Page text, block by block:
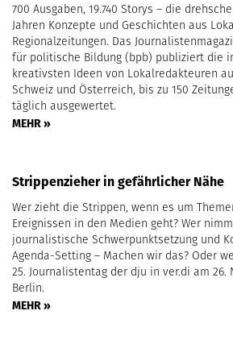
700 Ausgaben, 19.740 Storys – die
Jahren Konzepte und Geschichten aus
Regionalzeitungen. Das
für politische Bildung (bpb) publiziert die
kreativsten Ideen von Lokalredakteuren
Schweiz und Österreich, bis zu 150
täglich ausgewertet.
MEHR »
Strippenzieher in gefährlicher Nähe
Wer zieht die Strippen, wenn es um
Ereignissen in den Medien geht? Wer
journalistische Schwerpunktsetzung und
Agenda-Setting – Machen wir das? Oder
25. Journalistentag der dju in ver.di am 26.
Berlin.
MEHR »